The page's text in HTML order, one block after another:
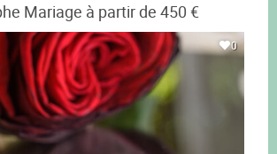
Mariage à partir de 450 €
0